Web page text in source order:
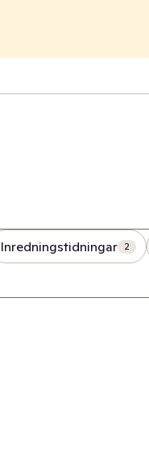
Inredningstidningar 2